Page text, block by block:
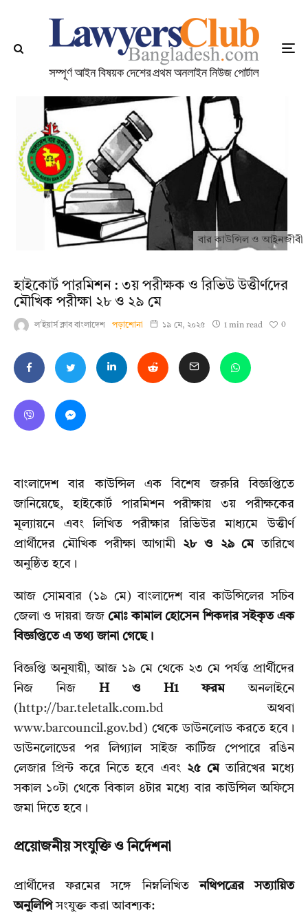
বার কাউন্সিল ও আইনজীবী
হাইকোর্ট পারমিশন : ৩য় পরীক্ষক ও রিভিউ উত্তীর্ণদের
মৌখিক পরীক্ষা ২৮ ও ২৯ মে
ল'ইয়ার্স ক্লাব বাংলাদেশ পড়াশোনা ১৯ মে, ২০২৫ 1 min read 0
বাংলাদেশ বার কাউন্সিল এক বিশেষ জরুরি বিজ্ঞপ্তিতে
জানিয়েছে, হাইকোর্ট পারমিশন পরীক্ষায় ৩য় পরীক্ষকের
মূল্যায়নে এবং লিখিত পরীক্ষার রিভিউর মাধ্যমে উত্তীর্ণ
প্রার্থীদের মৌখিক পরীক্ষা আগামী ২৮ ও ২৯ মেতারিখে
অনুষ্ঠিত হবে।
আজ সোমবার (১৯ মে) বাংলাদেশ বার কাউন্সিলের সচিব
জেলা ও দায়রা জজ মোঃ কামাল হোসেন শিকদার সইকৃত এক
বিজ্ঞপ্তিতে এ তথ্য জানা গেছে।
বিজ্ঞপ্তি অনুযায়ী, আজ ১৯ মে থেকে ২৩ মে পর্যন্ত প্রার্থীদের
নিজ নিজ H ও H1 ফরমঅনলাইনে
(http://bar.teletalk.com.bd অথবা
www.barcouncil.gov.bd) থেকে ডাউনলোড করতে হবে।
ডাউনলোডের পর লিগ্যাল সাইজ কার্টিজ পেপারে রঙিন
লেজার প্রিন্ট করে নিতে হবে এবং ২৫ মেতারিখের মধ্যে
সকাল ১০টা থেকে বিকাল ৪টার মধ্যে বার কাউন্সিল অফিসে
জমা দিতে হবে।
প্রয়োজনীয় সংযুক্তি ও নির্দেশনা
প্রার্থীদের ফরমের সঙ্গে নিম্নলিখিতনথিপত্রের সত্যায়িত
অনুলিপিসংযুক্ত করা আবশ্যক: